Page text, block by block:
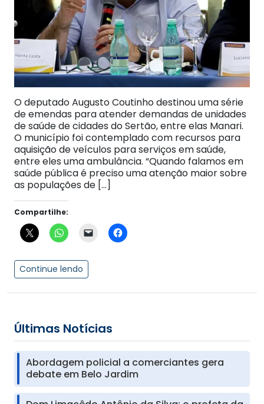
O deputado Augusto Coutinho destinou uma série
de emendas para atender demandas de unidades
de saúde de cidades do Sertão, entre elas Manari.
O município foi contemplado com recursos para
aquisição de veículos para serviços em saúde,
entre eles uma ambulância. “Quando falamos em
saúde pública é preciso uma atenção maior sobre
as populações de […]
Compartilhe:
Continue lendo
Últimas Notícias
Abordagem policial a comerciantes gera
debate em Belo Jardim